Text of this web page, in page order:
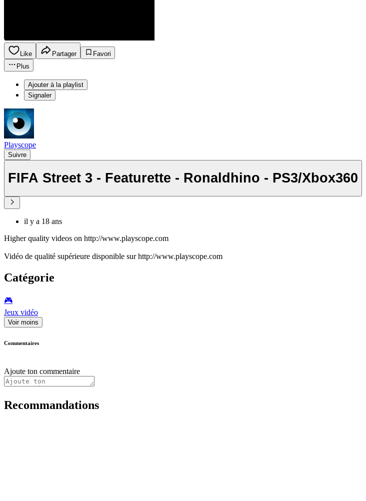
Like Partager
Favori
Plus
Ajouter à la playlist
Signaler
Playscope
Suivre
FIFA Street 3 - Featurette - Ronaldhino - PS3/Xbox360
il y a 18 ans
Higher quality videos on http://www.playscope.com
Vidéo de qualité supérieure disponible sur http://www.playscope.com
Catégorie
🎮️
Jeux vidéo
Voir moins
Commentaires
Ajoute ton commentaire
Recommandations